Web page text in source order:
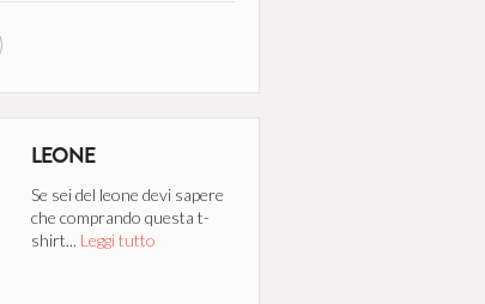
LEONE
Se sei del leone devi sapere
che comprando questa t-
shirt... Leggi tutto